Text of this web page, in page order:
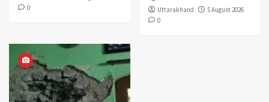
0
Uttarakhand
5 August 2026
0